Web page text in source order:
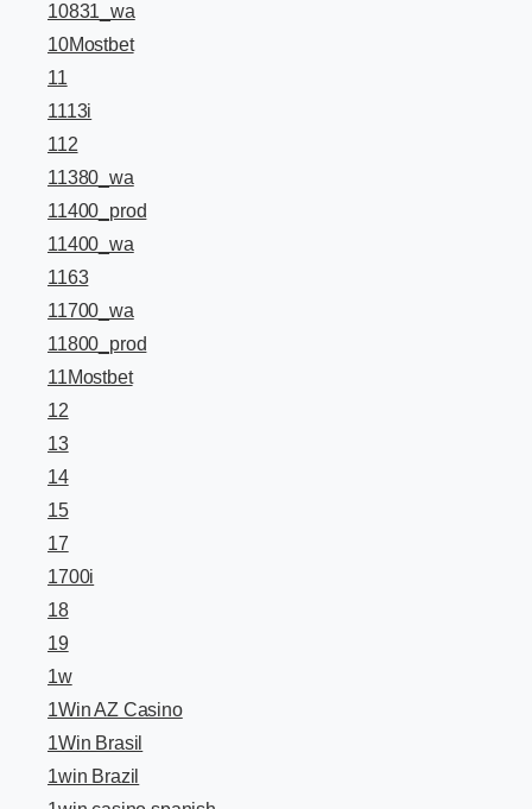
10831_wa
10Mostbet
11
1113i
112
11380_wa
11400_prod
11400_wa
1163
11700_wa
11800_prod
11Mostbet
12
13
14
15
17
1700i
18
19
1w
1Win AZ Casino
1Win Brasil
1win Brazil